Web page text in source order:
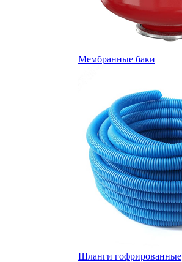
Мембранные баки
Шланги гофрированные